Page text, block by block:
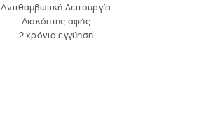
Αντιθαμβωτική Λειτουργία
Διακόπτης αφής
2 χρόνια εγγύηση